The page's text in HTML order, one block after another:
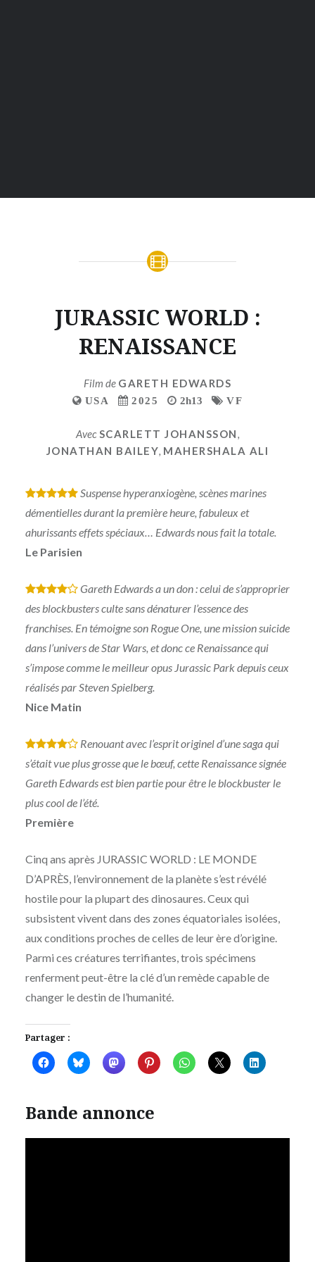
JURASSIC WORLD :
RENAISSANCE
Film de GARETH EDWARDS
USA 2025 2h13 VF
AvecSCARLETT JOHANSSON,
JONATHAN BAILEY, MAHERSHALA ALI
* * * * *Suspense hyperanxiogène, scènes marines
démentielles durant la première heure, fabuleux et
ahurissants effets spéciaux… Edwards nous fait la totale.
Le Parisien
* * * *
Gareth Edwards a un don : celui de s’approprier
des blockbusters culte sans dénaturer l’essence des
franchises. En témoigne son Rogue One, une mission suicide
dans l’univers de Star Wars, et donc ce Renaissance qui
s’impose comme le meilleur opus Jurassic Park depuis ceux
réalisés par Steven Spielberg.
Nice Matin
* * * *
Renouant avec l’esprit originel d’une saga qui
s’était vue plus grosse que le bœuf, cette Renaissance signée
Gareth Edwards est bien partie pour être le blockbuster le
plus cool de l’été.
Première
Cinq ans après JURASSIC WORLD : LE MONDE
D’APRÈS, l’environnement de la planète s’est révélé
hostile pour la plupart des dinosaures. Ceux qui
subsistent vivent dans des zones équatoriales isolées,
aux conditions proches de celles de leur ère d’origine.
Parmi ces créatures terrifiantes, trois spécimens
renferment peut-être la clé d’un remède capable de
changer le destin de l’humanité.
Partager :
Bande annonce